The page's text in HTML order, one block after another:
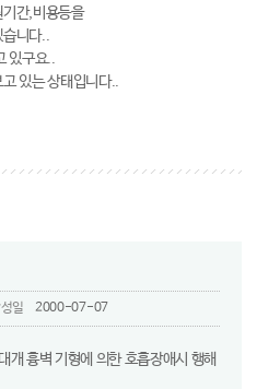
간,비용등을
습니다..
있구요..
있는 상태입니다..
일 2000-07-07
개 흉벽 기형에 의한 호흡장애시 행해